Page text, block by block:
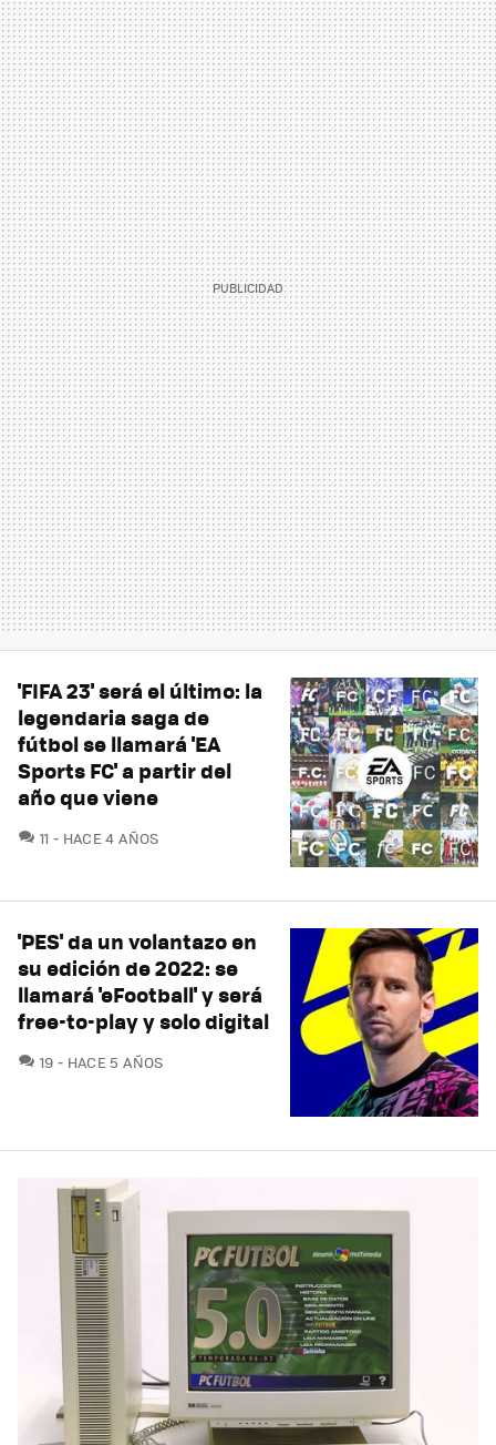
'FIFA 23' será el último: la
legendaria saga de
fútbol se llamará 'EA
Sports FC' a partir del
año que viene
11 COMENTARIOS
HACE 4 AÑOS
'PES' da un volantazo en
su edición de 2022: se
llamará 'eFootball' y será
free-to-play y solo digital
19 COMENTARIOS
HACE 5 AÑOS